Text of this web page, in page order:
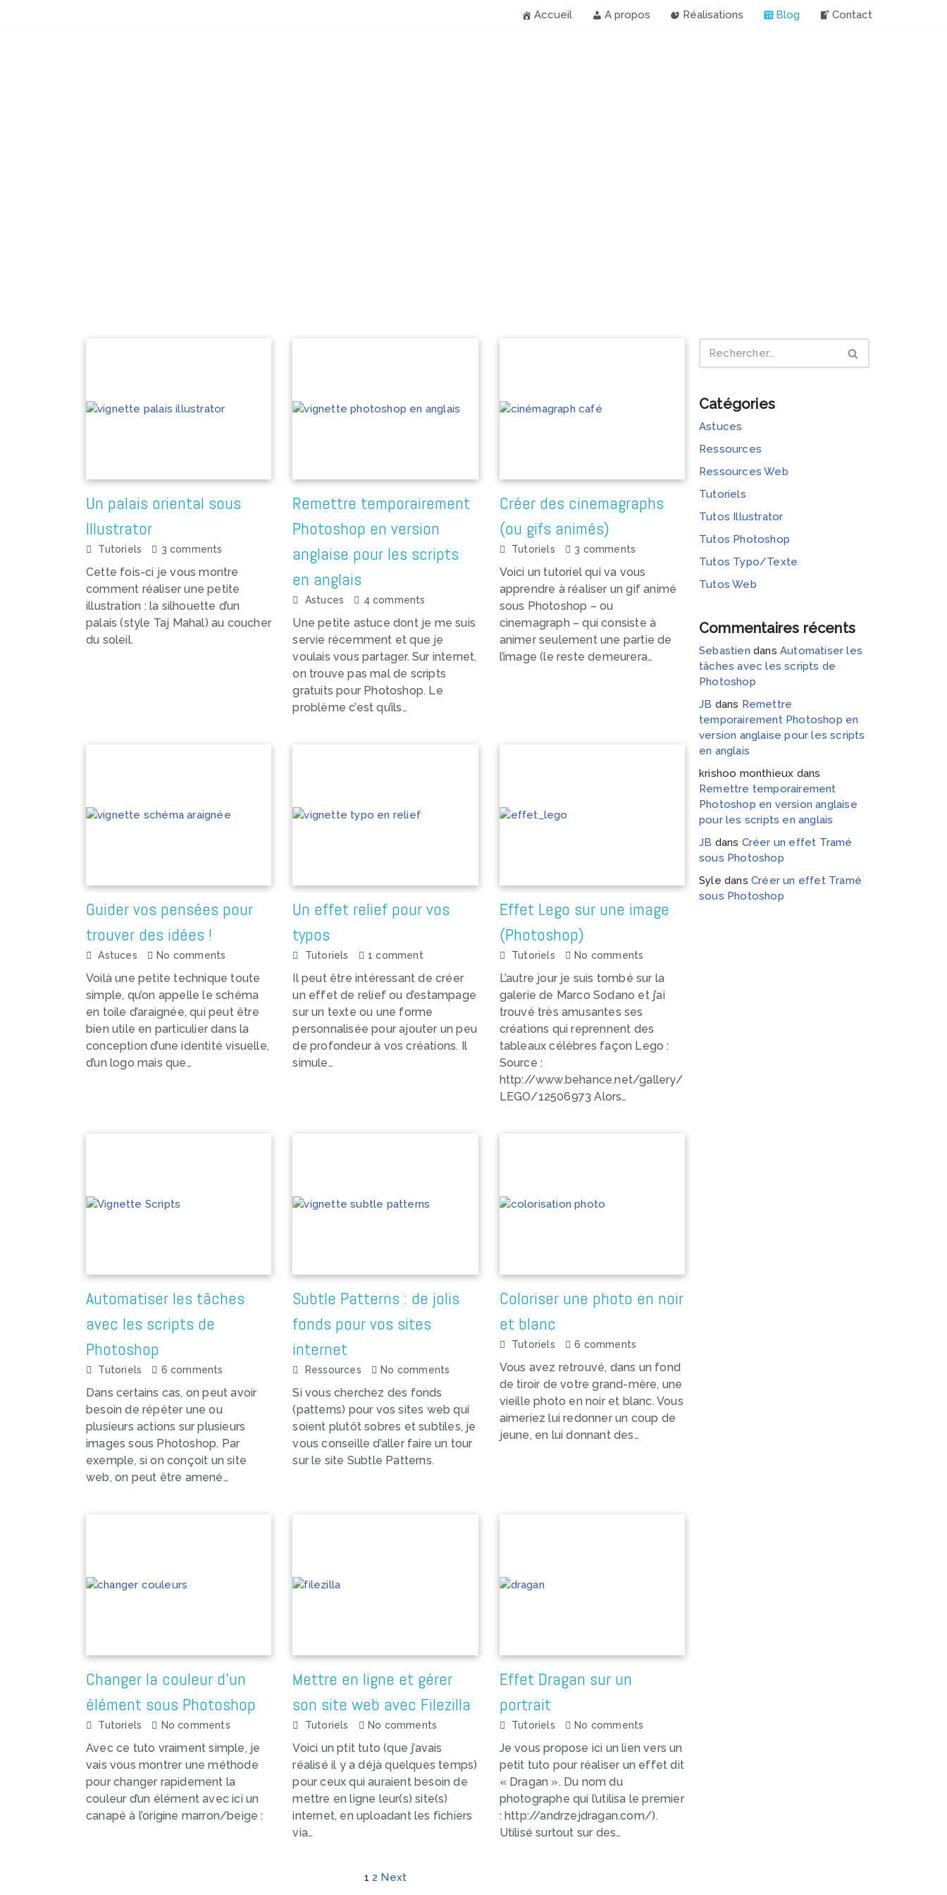
Accueil A propos Réalisations Blog Contact
Un palais oriental sous
Illustrator
Tutoriels 3 comments
Cette fois-ci je vous montre
comment réaliser une petite
illustration : la silhouette d’un
palais (style Taj Mahal) au coucher
du soleil.
Remettre temporairement
Photoshop en version
anglaise pour les scripts
en anglais
Astuces 4 comments
Une petite astuce dont je me suis
servie récemment et que je
voulais vous partager. Sur internet,
on trouve pas mal de scripts
gratuits pour Photoshop. Le
problème c’est qu’ils…
Créer des cinemagraphs
(ou gifs animés)
Tutoriels 3 comments
Voici un tutoriel qui va vous
apprendre à réaliser un gif animé
sous Photoshop – ou
cinemagraph – qui consiste à
animer seulement une partie de
l’image (le reste demeurera…
Guider vos pensées pour
trouver des idées !
Astuces No comments
Voilà une petite technique toute
simple, qu’on appelle le schéma
en toile d’araignée, qui peut être
bien utile en particulier dans la
conception d’une identité visuelle,
d’un logo mais que…
Un effet relief pour vos
typos
Tutoriels 1 comment
Il peut être intéressant de créer
un effet de relief ou d’estampage
sur un texte ou une forme
personnalisée pour ajouter un peu
de profondeur à vos créations. Il
simule…
Effet Lego sur une image
(Photoshop)
Tutoriels No comments
L’autre jour je suis tombé sur la
galerie de Marco Sodano et j’ai
trouvé très amusantes ses
créations qui reprennent des
tableaux célèbres façon Lego :
Source :
http://www.behance.net/gallery/
LEGO/12506973 Alors…
Automatiser les tâches
avec les scripts de
Photoshop
Tutoriels 6 comments
Dans certains cas, on peut avoir
besoin de répéter une ou
plusieurs actions sur plusieurs
images sous Photoshop. Par
exemple, si on conçoit un site
web, on peut être amené…
Subtle Patterns : de jolis
fonds pour vos sites
internet
Ressources No comments
Si vous cherchez des fonds
(patterns) pour vos sites web qui
soient plutôt sobres et subtiles, je
vous conseille d’aller faire un tour
sur le site Subtle Patterns.
Coloriser une photo en noir
et blanc
Tutoriels 6 comments
Vous avez retrouvé, dans un fond
de tiroir de votre grand-mère, une
vieille photo en noir et blanc. Vous
aimeriez lui redonner un coup de
jeune, en lui donnant des…
Changer la couleur d’un
élément sous Photoshop
Tutoriels No comments
Avec ce tuto vraiment simple, je
vais vous montrer une méthode
pour changer rapidement la
couleur d’un élément avec ici un
canapé à l’origine marron/beige :
Mettre en ligne et gérer
son site web avec Filezilla
Tutoriels No comments
Voici un ptit tuto (que j’avais
réalisé il y a déjà quelques temps)
pour ceux qui auraient besoin de
mettre en ligne leur(s) site(s)
internet, en uploadant les fichiers
via…
Effet Dragan sur un
portrait
Tutoriels No comments
Je vous propose ici un lien vers un
petit tuto pour réaliser un effet dit
« Dragan ». Du nom du
photographe qui l’utilisa le premier
: http://andrzejdragan.com/).
Utilisé surtout sur des…
1 2 Next
Catégories
Astuces
Ressources
Ressources Web
Tutoriels
Tutos Illustrator
Tutos Photoshop
Tutos Typo/Texte
Tutos Web
Commentaires récents
Sebastien dans Automatiser les
tâches avec les scripts de
Photoshop
JB dans Remettre
temporairement Photoshop en
version anglaise pour les scripts
en anglais
krishoo monthieux dans
Remettre temporairement
Photoshop en version anglaise
pour les scripts en anglais
JB dans Créer un effet Tramé
sous Photoshop
Syle dans Créer un effet Tramé
sous Photoshop